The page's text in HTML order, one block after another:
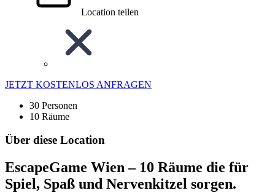
Location teilen
JETZT KOSTENLOS ANFRAGEN
30 Personen
10 Räume
Über diese Location
EscapeGame Wien – 10 Räume die für
Spiel, Spaß und Nervenkitzel sorgen.